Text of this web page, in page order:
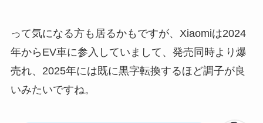
って気になる方も居るかもですが、Xiaomiは2024
年からEV車に参入していまして、発売同時より爆
売れ、2025年には既に黒字転換するほど調子が良
いみたいですね。